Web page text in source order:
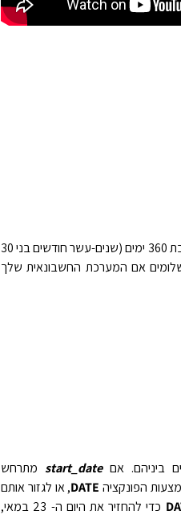
מחזירה את מספר הימים בין שני תאריכים, בהתבסס על שנה בת 360 ימים (שנים-עשר חודשים בני 30
אם המערכת החשבונאית שלך
ביניהם. אםstart_dateמתרחש
הפונקציה DATE, או לגזור אותם
כדי להחזיר את היום ה- 23 במאי,